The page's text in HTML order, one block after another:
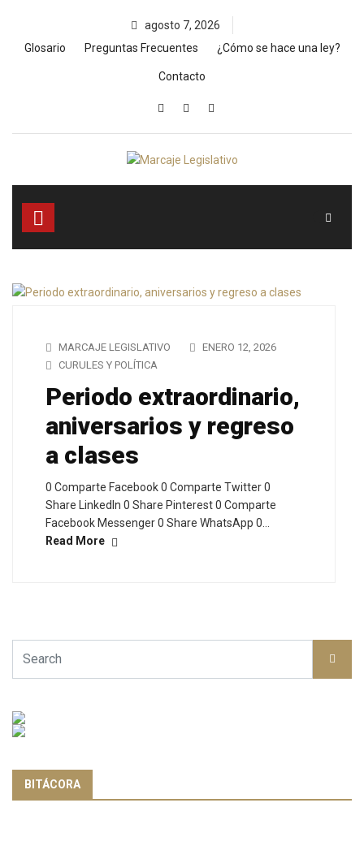
content
agosto 7, 2026
Glosario
Preguntas Frecuentes ¿Cómo se hace una ley?
Contacto
MARCAJE LEGISLATIVO
ENERO 12, 2026
CURULES Y POLÍTICA
Periodo extraordinario,
aniversarios y regreso
a clases
0 Comparte Facebook 0 Comparte Twitter 0
Share LinkedIn 0 Share Pinterest 0 Comparte
Facebook Messenger 0 Share WhatsApp 0…
Read More
BITÁCORA